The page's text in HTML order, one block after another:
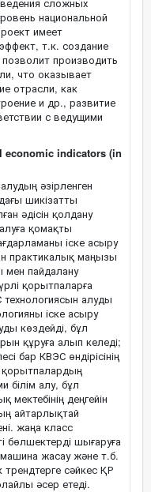
национальной
имеет
т.к. создание
производить
что оказывает
отрасли, как
и др., развитие
с ведущими
economic indicators (in
әзірленген
шикізатты
әдісін қолдану
қомақты
іске асыру
практикалық маңызы
пайдалану
қорытпаларға
алуды
іске асыру
көздейді, бұл
құруға алып келеді;
бар КВЭС өндірісінің
қорытпалардың
білім алу, бұл
мектебінің деңгейін
айтарлықтай
жаңа класс
бөлшектерді шығаруға
машина жасау және т.б.
сәйкес ҚР
әсер етеді.